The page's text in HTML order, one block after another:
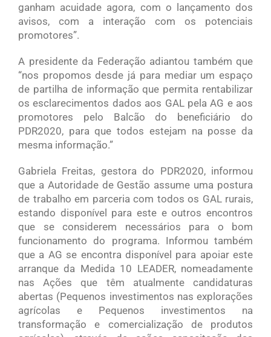
ganham acuidade agora, com o lançamento dos
avisos, com a interação com os potenciais
promotores”.
A presidente da Federação adiantou também que
“nos propomos desde já para mediar um espaço
de partilha de informação que permita rentabilizar
os esclarecimentos dados aos GAL pela AG e aos
promotores pelo Balcão do beneficiário do
PDR2020, para que todos estejam na posse da
mesma informação.”
Gabriela Freitas, gestora do PDR2020, informou
que a Autoridade de Gestão assume uma postura
de trabalho em parceria com todos os GAL rurais,
estando disponível para este e outros encontros
que se considerem necessários para o bom
funcionamento do programa. Informou também
que a AG se encontra disponível para apoiar este
arranque da Medida 10 LEADER, nomeadamente
nas Ações que têm atualmente candidaturas
abertas (Pequenos investimentos nas explorações
agrícolas e Pequenos investimentos na
transformação e comercialização de produtos